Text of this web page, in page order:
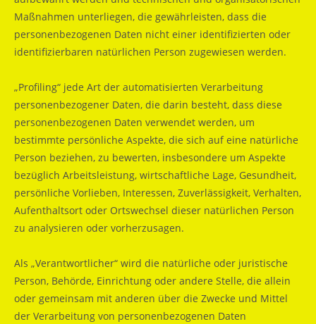
Maßnahmen unterliegen, die gewährleisten, dass die
personenbezogenen Daten nicht einer identifizierten oder
identifizierbaren natürlichen Person zugewiesen werden.
„Profiling“ jede Art der automatisierten Verarbeitung
personenbezogener Daten, die darin besteht, dass diese
personenbezogenen Daten verwendet werden, um
bestimmte persönliche Aspekte, die sich auf eine natürliche
Person beziehen, zu bewerten, insbesondere um Aspekte
bezüglich Arbeitsleistung, wirtschaftliche Lage, Gesundheit,
persönliche Vorlieben, Interessen, Zuverlässigkeit, Verhalten,
Aufenthaltsort oder Ortswechsel dieser natürlichen Person
zu analysieren oder vorherzusagen.
Als „Verantwortlicher“ wird die natürliche oder juristische
Person, Behörde, Einrichtung oder andere Stelle, die allein
oder gemeinsam mit anderen über die Zwecke und Mittel
der Verarbeitung von personenbezogenen Daten